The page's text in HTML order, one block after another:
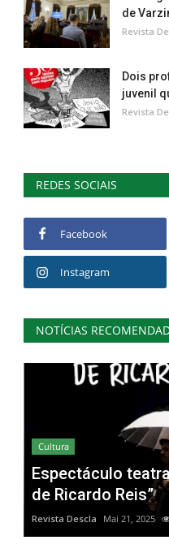
de
Revista
Dois
juvenil
Revista
REDES SOCIAIS
Facebook
Instagram
NOTÍCIAS
Cultura
Espectáculo
de Ricardo Reis”
Revista Descla Mai 21, 2025